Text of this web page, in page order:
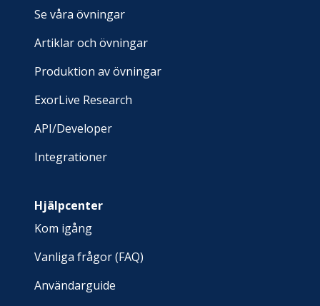
Se våra övningar
Artiklar och övningar
Produktion av övningar
ExorLive Research
API/Developer
Integrationer
Hjälpcenter
Kom igång
Vanliga frågor (FAQ)
Användarguide